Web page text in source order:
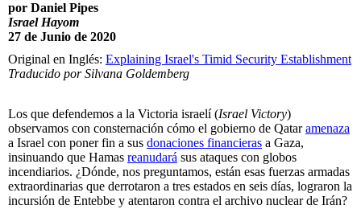
por Daniel Pipes
Israel Hayom
27 de Junio de 2020
Original en Inglés: Explaining Israel's Timid Security Establishment
Traducido por Silvana Goldemberg
Los que defendemos a la Victoria israelí (Israel Victory)
observamos con consternación cómo el gobierno de Qataramenaza
a Israel con poner fin a sus donaciones financieras a Gaza,
insinuando que Hamas reanudará sus ataques con globos
incendiarios. ¿Dónde, nos preguntamos, están esas fuerzas armadas
extraordinarias que derrotaron a tres estados en seis días, lograron la
incursión de Entebbe y atentaron contra el archivo nuclear de Irán?